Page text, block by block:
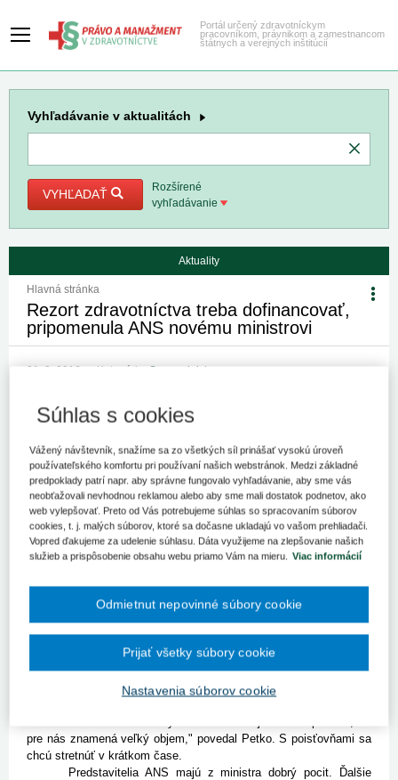
Portál určený zdravotníckym
pracovníkom, právnikom a zamestnancom
štátnych a verejných inštitúcií
Vyhľadávanie v aktualitách
VYHĽADAŤ
Rozšírené
vyhľadávanie
Aktuality
Hlavná stránka
Rezort zdravotníctva treba dofinancovať,
pripomenula ANS novému ministrovi
31. 3. 2016 Kategória: Spravodajstvo
Rezort zdravotníctva treba podľa desiatok malých a stredných
nemocníc dofinancovať.
Bratislava 31. marca (TASR) - Rezort zdravotníctva treba podľa
desiatok malých a stredných nemocníc dofinancovať. Na to, aby
bol systém stabilný, je potrebných 95 miliónov eur, tvrdí prezident
Asociácie nemocníc Slovenska (ANS) Marián Petko.
"Inak budú musieť nemocnice pristúpiť k nepopulárnym
krokom," povedal dnes Petko po pracovnom stretnutí s novým
ministrom zdravotníctva Tomášom Druckerom (nominant Smeru-
Na nedofinancovaný systém Petko upozorňoval i minulý rok,
vtedy hovoril napríklad o možnom rušení niektorých oddelení. Viac
ako 70 nemocníc, ktoré asociácia združuje, potrebuje podľa neho
peniaze na tohtoročné zvýšenie miezd zdravotníkov či zvýšenie
Petko upozornil, že ANS má so súkromnými zdravotnými
poisťovňami podpísané zmluvy do konca apríla 2016. Od prvého
pre nás znamená veľký objem," povedal Petko. S poisťovňami sa
chcú stretnúť v krátkom čase.
Predstavitelia ANS majú z ministra dobrý pocit. Ďalšie
Súhlas s cookies
Vážený návštevník, snažíme sa zo všetkých síl prinášať vysokú úroveň
používateľského komfortu pri používaní našich webstránok. Medzi základné
predpoklady patrí napr. aby správne fungovalo vyhľadávanie, aby sme vás
neobťažovali nevhodnou reklamou alebo aby sme mali dostatok podnetov, ako
web vylepšovať. Preto od Vás potrebujeme súhlas so spracovaním súborov
cookies, t. j. malých súborov, ktoré sa dočasne ukladajú vo vašom prehliadači.
Vopred ďakujeme za udelenie súhlasu. Dáta využijeme na zlepšovanie našich
služieb a prispôsobenie obsahu webu priamo Vám na mieru.
Viac informácií
Nastavenia súborov cookie
Odmietnut nepovinné súbory cookie
Prijať všetky súbory cookie